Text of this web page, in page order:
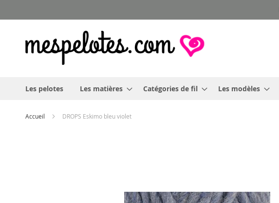
au
Les pelotes Les matières Catégories de fil Les modèles
Accueil DROPS Eskimo bleu violet